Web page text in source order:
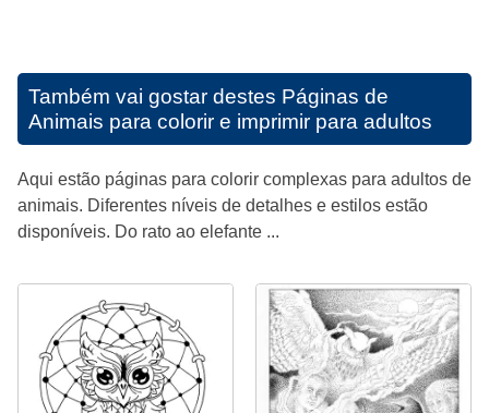
Também vai gostar destes Páginas de
Animais para colorir e imprimir para adultos
Aqui estão páginas para colorir complexas para adultos de
animais. Diferentes níveis de detalhes e estilos estão
disponíveis. Do rato ao elefante ...